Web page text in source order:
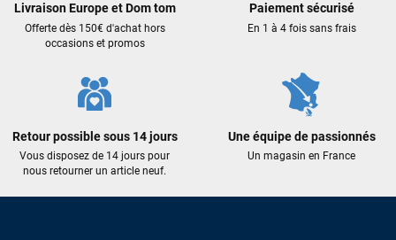
Livraison Europe et Dom tom
Offerte dès 150€ d'achat hors
occasions et promos
Paiement sécurisé
En 1 à 4 fois sans frais
Retour possible sous 14 jours
Vous disposez de 14 jours pour
nous retourner un article neuf.
Une équipe de passionnés
Un magasin en France
professionnalisme et sa réactivité.
Cela faisait 6 mois que je galérais à remplacer ma board eux
m'ont trouvé une pépite à laquelle je n'aurais jamais pensé !
Excellent conseil excellent prix et en plus super sympas. Merci
encore pour cette severne dyno !